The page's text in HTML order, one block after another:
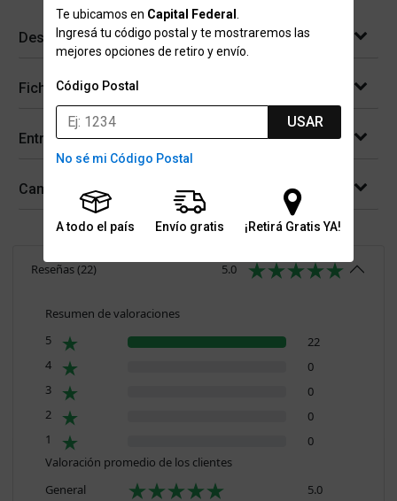
Te ubicamos en Capital Federal
Ingresá tu código postal y te mostraremos las
mejores opciones de retiro y envío.
Código Postal
USAR
No sé mi Código Postal
A todo el país Envío gratis ¡Retirá Gratis YA!
Descripción
Ficha técnica
Entregas
Cambios y devoluciones
Reseñas(22) 5.0
Resumen de valoraciones
5
22
4
0
3
0
2
0
1
0
Valoración promedio de los clientes
General
5.0